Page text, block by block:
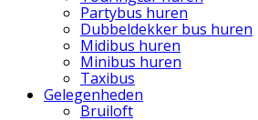
Partybus huren
Dubbeldekker bus huren
Midibus huren
Minibus huren
Taxibus
Gelegenheden
Bruiloft